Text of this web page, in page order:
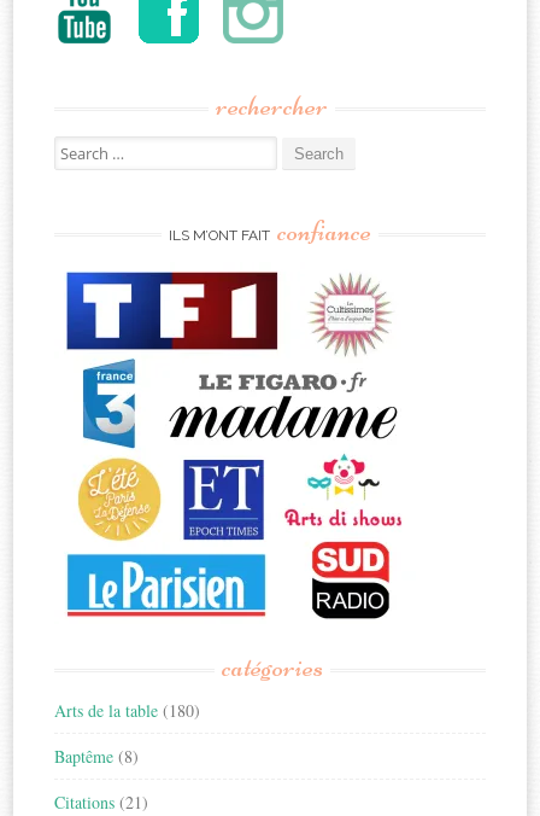
rechercher
Search
for:
ILS M’ONT FAIT confiance
catégories
Arts de la table (180)
Baptême (8)
Citations (21)